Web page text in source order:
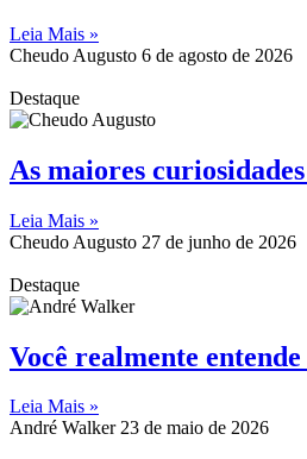
Leia Mais »
Cheudo Augusto 6 de agosto de 2026
Destaque
As maiores
Leia Mais »
Cheudo Augusto 27 de junho de 2026
Destaque
Você realmente
Leia Mais »
André Walker23 de maio de 2026